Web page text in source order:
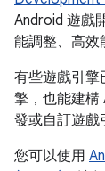
Android 遊戲
能調整、高效
有些遊戲引擎
擎，也能建構
發或自訂遊戲
您可以使用